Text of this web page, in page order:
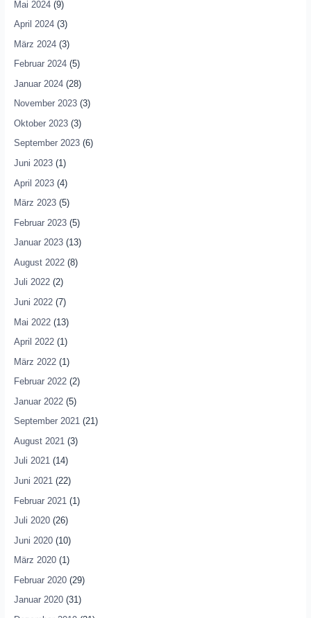
Mai 2024(9)
April 2024(3)
März 2024(3)
Februar 2024(5)
Januar 2024(28)
November 2023(3)
Oktober 2023(3)
September 2023(6)
Juni 2023(1)
April 2023(4)
März 2023(5)
Februar 2023(5)
Januar 2023(13)
August 2022(8)
Juli 2022(2)
Juni 2022(7)
Mai 2022(13)
April 2022(1)
März 2022(1)
Februar 2022(2)
Januar 2022(5)
September 2021(21)
August 2021 (3)
Juli 2021(14)
Juni 2021(22)
Februar 2021 (1)
Juli 2020(26)
Juni 2020(10)
März 2020(1)
Februar 2020(29)
Januar 2020(31)